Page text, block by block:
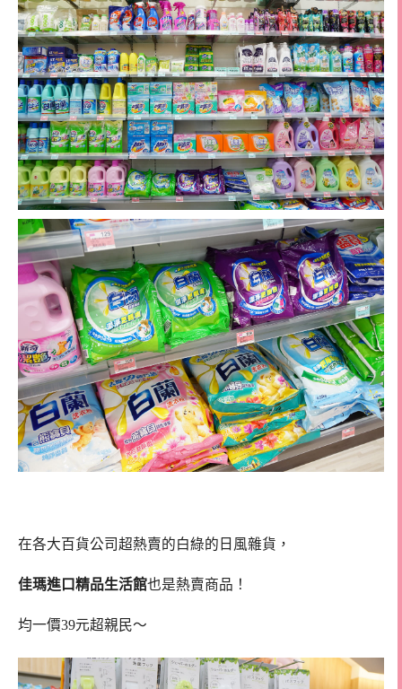
在各大百貨公司超熱賣的白綠的日風雜貨，
佳瑪進口精品生活館也是熱賣商品！
均一價39元超親民～